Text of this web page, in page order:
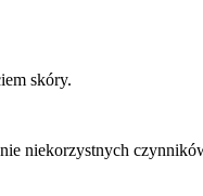
skóry.
niekorzystnych